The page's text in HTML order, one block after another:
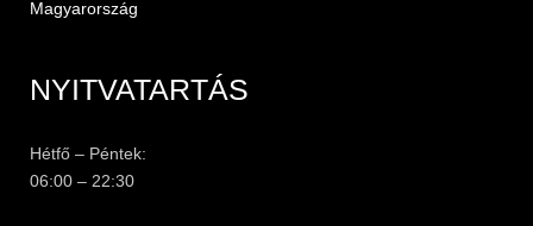
Magyarország
NYITVATARTÁS
Hétfő – Péntek:
06:00 – 22:30